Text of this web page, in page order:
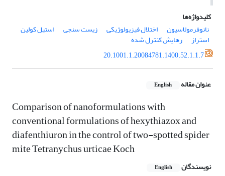
کلیدواژه‌ها
نانوفرمولاسیون
اختلال فیزیولوژیکی زیست سنجی استیل کولین
استراز
رهایش کنترل شده
20.1001.1.20084781.1400.52.1.1.7
عنوان مقاله English
Comparison of nanoformulations with
conventional formulations of hexythiazox and
diafenthiuron in the control of two-spotted spider
mite Tetranychus urticae Koch
نویسندگان English